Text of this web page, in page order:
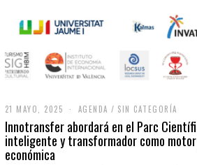
21 MAYO, 2025
M
A
Y
AGENDA / SIN CATEGORÍA
Innotransfer abordará en el Parc
inteligente y transformador como
económica